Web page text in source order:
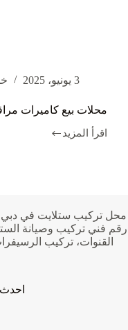
3 يونيو، 2025
محلات بيع كاميرات مراقبة في
اقرأ المزيد
محلات
محل تركيب ستلايت في
رقم فني تركيب وصيانة
القنوات، تركيب